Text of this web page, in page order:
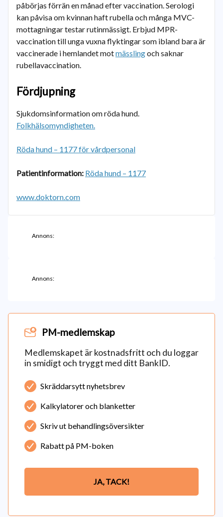
påbörjas förrän en månad efter vaccination. Serologi
kan påvisa om kvinnan haft rubella och många MVC-
mottagningar testar rutinmässigt. Erbjud MPR-
vaccination till unga vuxna flyktingar som ibland bara är
vaccinerade i hemlandet motmässlingoch saknar
rubellavaccination.
Fördjupning
Sjukdomsinformation om röda hund.
Folkhälsomyndigheten.
Röda hund – 1177 för vårdpersonal
Patientinformation: Röda hund – 1177
www.doktorn.com
Annons:
Annons:
PM-medlemskap
Medlemskapet är kostnadsfritt och du loggar
in smidigt och tryggt med ditt BankID.
Skräddarsytt nyhetsbrev
Kalkylatorer och blanketter
Skriv ut behandlingsöversikter
Rabatt på PM-boken
JA, TACK!